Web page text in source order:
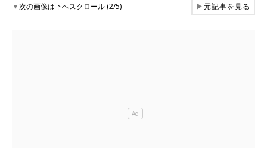
▼次の画像は下へスクロール (2/5) ▶元記事を見る